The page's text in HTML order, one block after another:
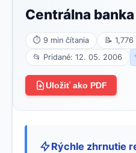
Centrálna banka
⏱ 9 min čítania 📝
📂 Pridané: 12. 05. 2006
Uložiť ako PDF
Rýchle zhrnutie